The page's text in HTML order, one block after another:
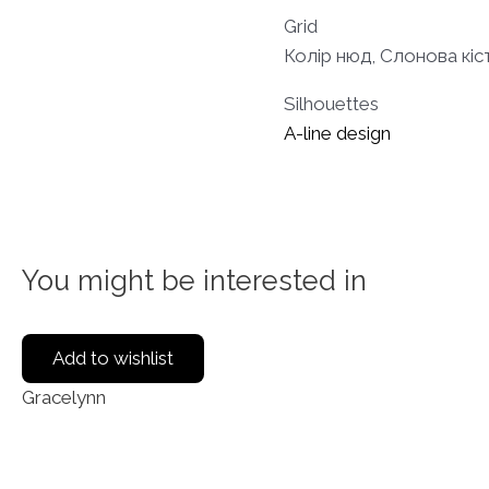
Grid
Колір нюд, Слонова
Silhouettes
A-line design
You might be interested in
Add to wishlist
Gracelynn